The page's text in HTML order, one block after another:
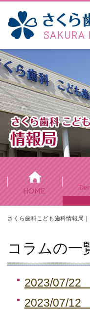
さくら歯科こども歯科情報局
コラムの一
2023/07/22
2023/07/12